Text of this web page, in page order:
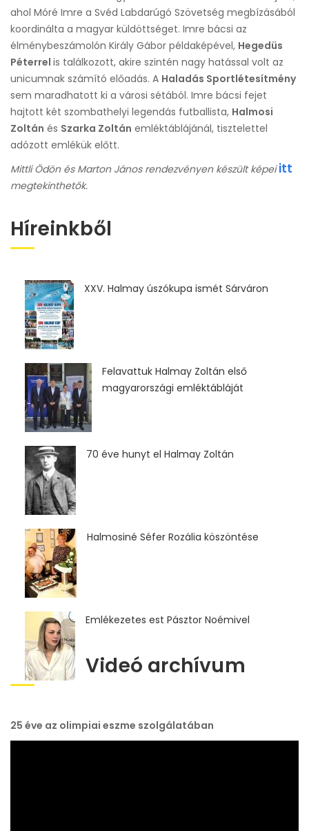
ahol Móré Imre a Svéd Labdarúgó Szövetség megbízásából
koordinálta a magyar küldöttséget. Imre bácsi az
élménybeszámolón Király Gábor példaképével, Hegedüs
Péterrel is találkozott, akire szintén nagy hatással volt az
unicumnak számító előadás. A Haladás Sportlétesítmény
sem maradhatott ki a városi sétából. Imre bácsi fejet
hajtott két szombathelyi legendás futballista, Halmosi
Zoltán és Szarka Zoltán emléktáblájánál, tisztelettel
adózott emlékük előtt.
Mittli Ödön és Marton János rendezvényen készült képeiitt
megtekinthetők.
Híreinkből
XXV. Halmay úszókupa ismét Sárváron
Felavattuk Halmay Zoltán első
magyarországi emléktábláját
70 éve hunyt el Halmay Zoltán
Halmosiné Séfer Rozália köszöntése
Emlékezetes est Pásztor Noémivel
Videó archívum
25 éve az olimpiai eszme szolgálatában